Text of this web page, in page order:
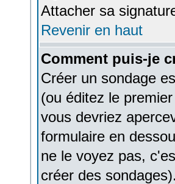
Attacher sa
Revenir en haut
Comment puis-je
Créer un sondage
(ou éditez le
vous devriez
formulaire en
ne le voyez pas,
créer des